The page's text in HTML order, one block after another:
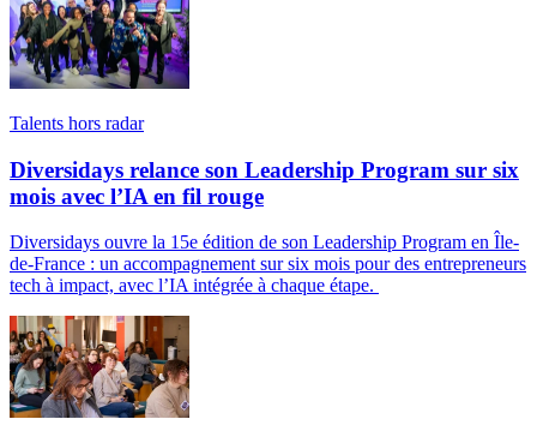
Talents hors radar
Diversidays relance son Leadership Program sur six
mois avec l’IA en fil rouge
Diversidays ouvre la 15e édition de son Leadership Program en Île-
de-France : un accompagnement sur six mois pour des entrepreneurs
tech à impact, avec l’IA intégrée à chaque étape.